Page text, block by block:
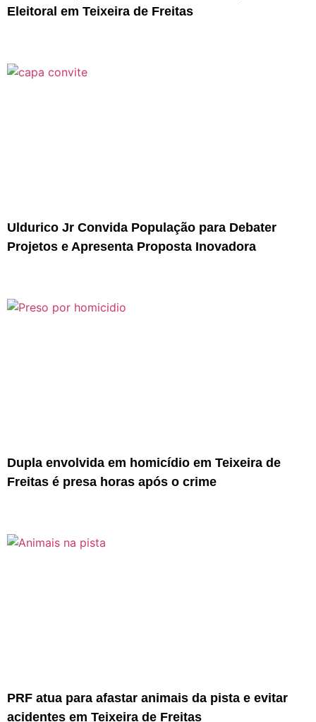
Eleitoral em Teixeira de Freitas
Uldurico Jr Convida População para Debater
Projetos e Apresenta Proposta Inovadora
Dupla envolvida em homicídio em Teixeira de
Freitas é presa horas após o crime
PRF atua para afastar animais da pista e evitar
acidentes em Teixeira de Freitas